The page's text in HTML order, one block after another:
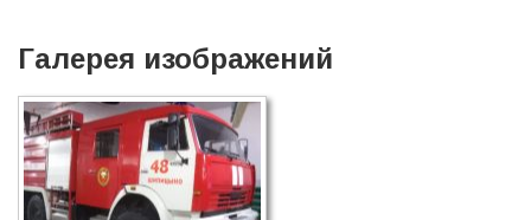
Галерея изображений